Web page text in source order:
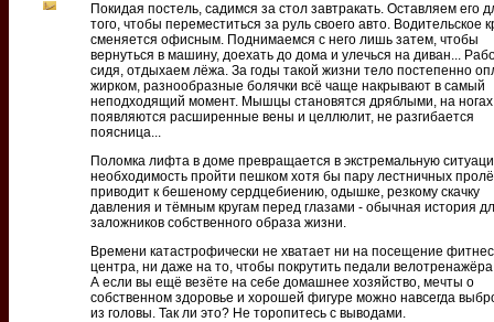
Покидая постель, садимся за стол завтракать. Оставляем его
того, чтобы переместиться за руль своего авто. Водительское
сменяется офисным. Поднимаемся с него лишь затем, чтобы
вернуться в машину, доехать до дома и улечься на диван...
сидя, отдыхаем лёжа. За годы такой жизни тело постепенно
жирком, разнообразные болячки всё чаще накрывают в самый
неподходящий момент. Мышцы становятся дряблыми, на ногах
появляются расширенные вены и целлюлит, не разгибается
поясница...
Поломка лифта в доме превращается в экстремальную
необходимость пройти пешком хотя бы пару лестничных
приводит к бешеному сердцебиению, одышке, резкому скачку
давления и тёмным кругам перед глазами - обычная история
заложников собственного образа жизни.
Времени катастрофически не хватает ни на посещение
центра, ни даже на то, чтобы покрутить педали
А если вы ещё везёте на себе домашнее хозяйство, мечты о
собственном здоровье и хорошей фигуре можно навсегда
из головы. Так ли это? Не торопитесь с выводами.